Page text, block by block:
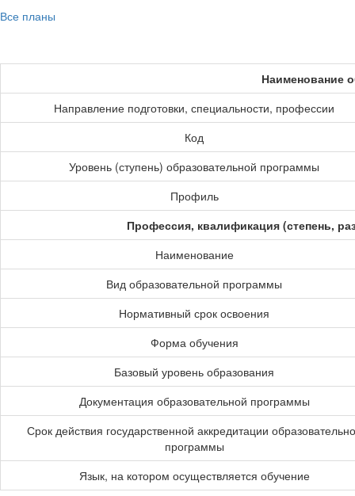
Все планы
Наименование
Направление подготовки, специальности, профессии
Код
Уровень (ступень) образовательной программы
Профиль
Профессия, квалификация (степень,
Наименование
Вид образовательной программы
Нормативный срок освоения
Форма обучения
Базовый уровень образования
Документация образовательной программы
Срок действия государственной аккредитации
программы
Язык, на котором осуществляется обучение